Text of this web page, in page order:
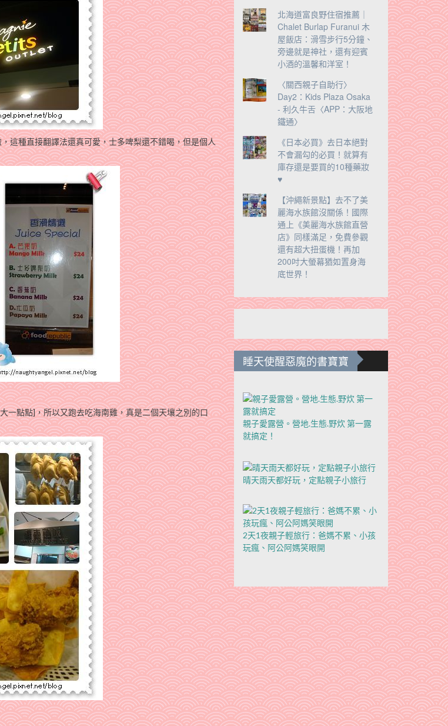
這種直接翻譯法還真可愛，士多啤梨還不錯喝，但是個人
一點點]，所以又跑去吃海南雞，真是二個天壤之別的口
北海道富良野住宿推薦｜
Chalet Burlap Furanui 木
屋飯店：滑雪步行5分鐘、
旁邊就是神社，還有迎賓
小酒的溫馨和洋室！
〈關西親子自助行〉
Day2：Kids Plaza Osaka
- 利久牛舌〈APP：大阪地
鐵通〉
《日本必買》去日本絕對
不會漏勾的必買！就算有
庫存還是要買的10種藥妝
♥
【沖繩新景點】去不了美
麗海水族館沒關係！國際
通上《美麗海水族館直營
店》同樣滿足，免費參觀
還有超大扭蛋機！再加
200吋大螢幕猶如置身海
底世界！
睡天使醒惡魔的書寶寶
親子愛露營。營地.生態.野炊 第一露
就搞定！
晴天雨天都好玩，定點親子小旅行
2天1夜親子輕旅行：爸媽不累、小孩
玩瘋、阿公阿媽笑眼開